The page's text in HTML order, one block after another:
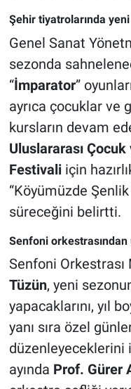
Şehir tiyatrolarında
Genel Sanat
sezonda
“İmparator”
ayrıca çocuklar ve
kursların devam
Uluslararası
Festivaliiçin
“Köyümüzde
süreceğini belirtti.
Senfoni orkestrasından
Senfoni
Tüzün, yeni
yapacaklarını, yıl
yanı sıra özel
düzenleyeceklerini
ayında Prof. Gürer